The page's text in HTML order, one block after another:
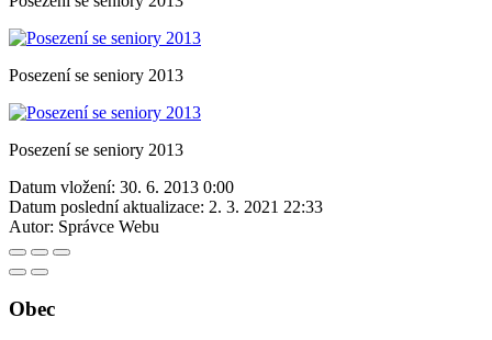
Posezení se seniory 2013
Posezení se seniory 2013
Datum vložení: 30. 6. 2013 0:00
Datum poslední aktualizace: 2. 3. 2021 22:33
Autor: Správce Webu
Obec